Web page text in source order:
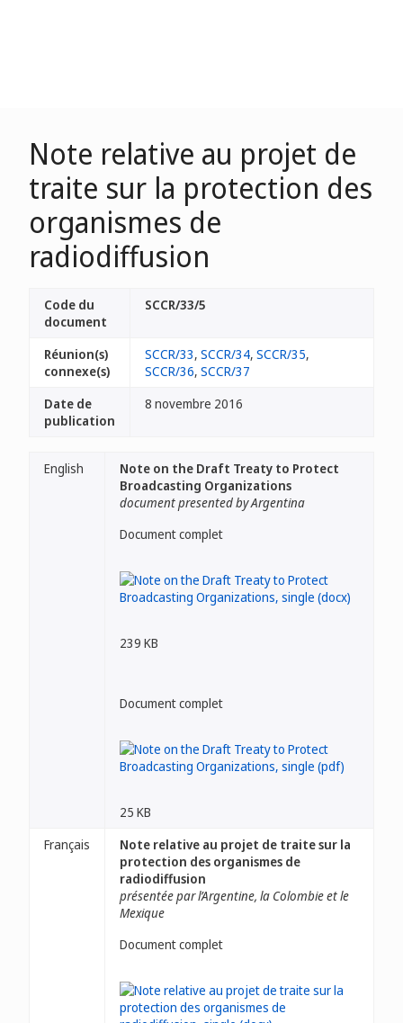
Note relative au projet de
traite sur la protection des
organismes de
radiodiffusion
Code du
document
SCCR/33/5
Réunion(s)
connexe(s)
SCCR/33, SCCR/34, SCCR/35,
SCCR/36, SCCR/37
Date de
publication
8 novembre 2016
English
Note on the Draft Treaty to Protect
Broadcasting Organizations
document presented by Argentina
Document complet
239 KB
Document complet
25 KB
Français
Note relative au projet de traite sur la
protection des organismes de
radiodiffusion
présentée par l’Argentine, la Colombie et le
Mexique
Document complet